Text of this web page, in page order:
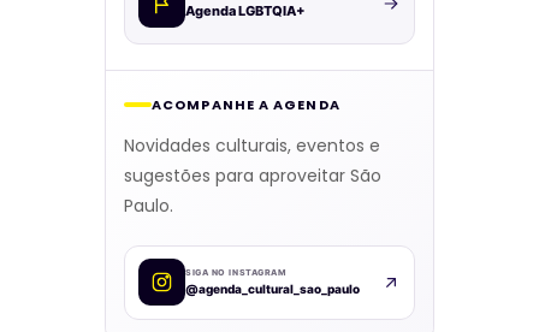
Agenda LGBTQIA+
ACOMPANHE A AGENDA
Novidades culturais, eventos e
sugestões para aproveitar São
Paulo.
SIGA NO INSTAGRAM
@agenda_cultural_sao_paulo